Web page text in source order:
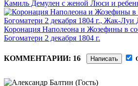
Камиль Демулен с женой Люси и
Коронация Наполеона и Жозефины в
Богоматери 2 декабря 1804 г.
КОММЕНТАРИИ: 16 Написать